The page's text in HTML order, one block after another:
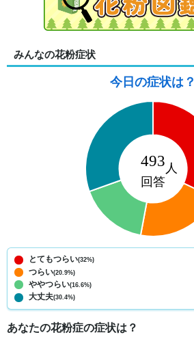
みんなの花粉症状
今日の症状は？
とてもつらい(32%)
つらい(20.9%)
ややつらい(16.6%)
大丈夫(30.4%)
あなたの花粉症の症状は？